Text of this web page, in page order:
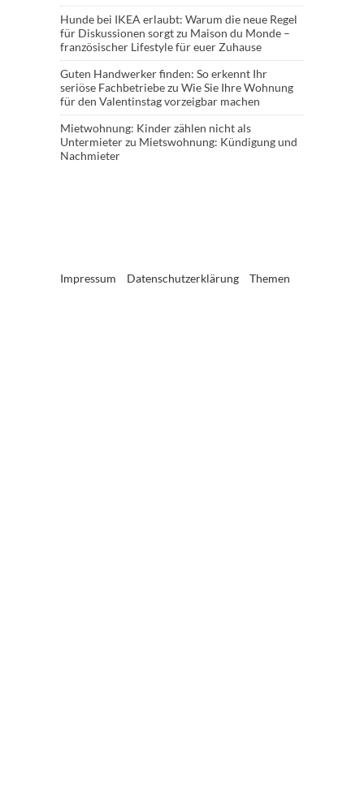
Hunde bei IKEA erlaubt: Warum die neue Regel
für Diskussionen sorgtzu Maison du Monde –
französischer Lifestyle für euer Zuhause
Guten Handwerker finden: So erkennt Ihr
seriöse Fachbetriebezu Wie Sie Ihre Wohnung
für den Valentinstag vorzeigbar machen
Mietwohnung: Kinder zählen nicht als
Untermieterzu Mietswohnung: Kündigung und
Nachmieter
Impressum Datenschutzerklärung Themen